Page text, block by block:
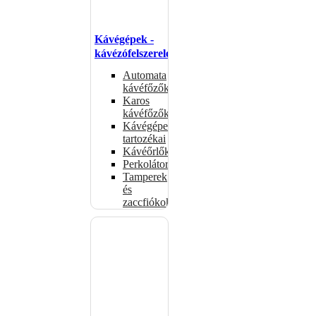
Kávégépek -
kávézófelszerelés
Automata
kávéfőzők
Karos
kávéfőzők
Kávégépek
tartozékai
Kávéőrlők
Perkolátorok
Tamperek
és
zaccfiókok